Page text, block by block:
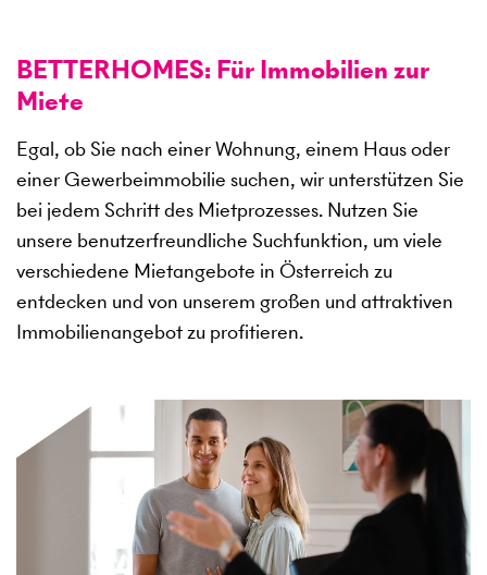
BETTERHOMES: Für Immobilien zur
Miete
Egal, ob Sie nach einer Wohnung, einem Haus oder
einer Gewerbeimmobilie suchen, wir unterstützen Sie
bei jedem Schritt des Mietprozesses. Nutzen Sie
unsere benutzerfreundliche Suchfunktion, um viele
verschiedene Mietangebote in Österreich zu
entdecken und von unserem großen und attraktiven
Immobilienangebot zu profitieren.